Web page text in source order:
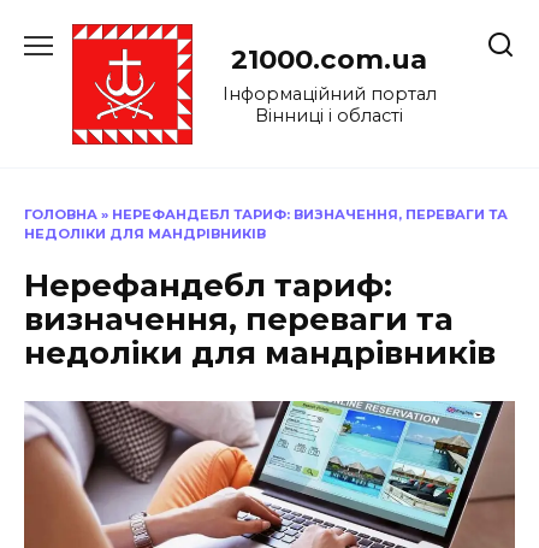
до
21000.com.ua
Інформаційний портал
Вінниці і області
ГОЛОВНА » НЕРЕФАНДЕБЛ ТАРИФ: ВИЗНАЧЕННЯ, ПЕРЕВАГИ ТА
НЕДОЛІКИ ДЛЯ МАНДРІВНИКІВ
Нерефандебл тариф:
визначення, переваги та
недоліки для мандрівників